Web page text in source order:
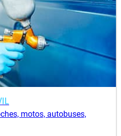
motos, autobuses,